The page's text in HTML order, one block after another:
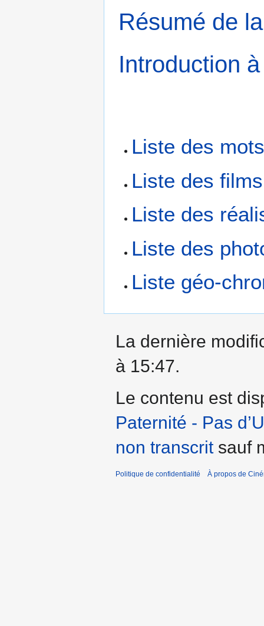
Résumé de
Introduction
Liste des
Liste des films
Liste des
Liste des
Liste géo-
La dernière
à 15:47.
Le contenu est
Paternité - Pas
non transcritsauf
Politique de confidentialité À propos de